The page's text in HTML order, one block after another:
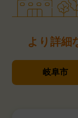
より詳細
岐阜市